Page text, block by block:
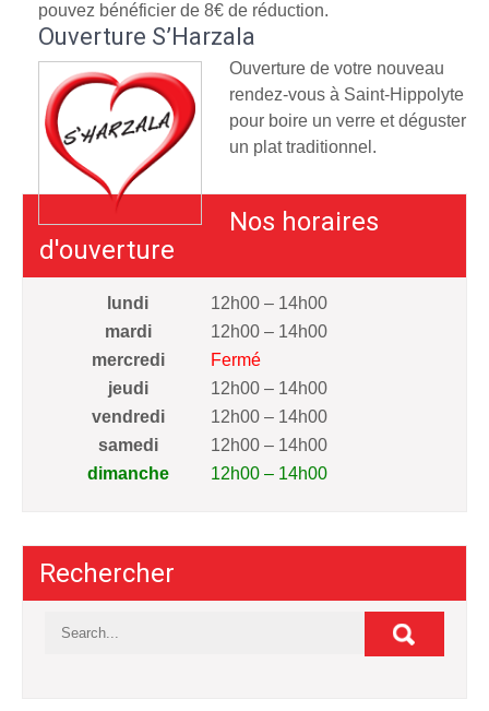
pouvez bénéficier de 8€ de réduction.
Ouverture S’Harzala
Ouverture de votre nouveau
rendez-vous à Saint-Hippolyte
pour boire un verre et déguster
un plat traditionnel.
Nos horaires
d'ouverture
lundi
12h00 – 14h00
mardi
12h00 – 14h00
mercredi
Fermé
jeudi
12h00 – 14h00
vendredi
12h00 – 14h00
samedi
12h00 – 14h00
dimanche
12h00 – 14h00
Rechercher